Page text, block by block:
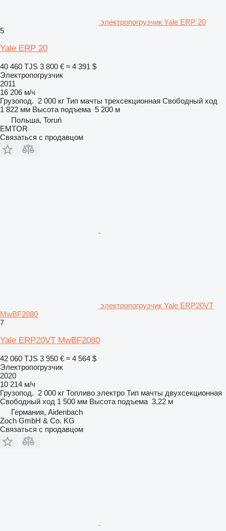
электропогрузчик Yale ERP 20
5
Yale ERP 20
40 460 TJS 3 800 € ≈ 4 391 $
Электропогрузчик
2011
16 206 м/ч
Грузопод. 2 000 кг Тип мачты трехсекционная Свободный ход
1 822 мм Высота подъема 5 200 м
Польша, Toruń
EMTOR
Связаться с продавцом
электропогрузчик Yale ERP20VT
MwBF2080
7
Yale ERP20VT MwBF2080
42 060 TJS 3 950 € ≈ 4 564 $
Электропогрузчик
2020
10 214 м/ч
Грузопод. 2 000 кг Топливо электро Тип мачты двухсекционная
Свободный ход 1 500 мм Высота подъема 3,22 м
Германия, Aidenbach
Zoch GmbH & Co. KG
Связаться с продавцом